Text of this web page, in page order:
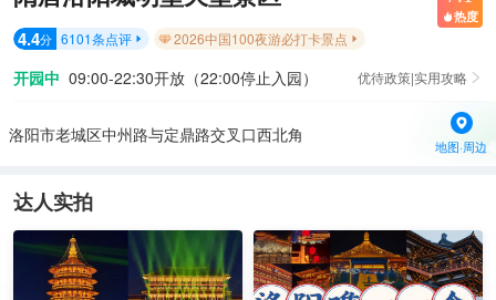
 热度
4.4分 6101条点评  2026中国100夜游必打卡景点 
开园中 09:00-22:30开放（22:00停止入园） 优待政策|实用攻略 
洛阳市老城区中州路与定鼎路交叉口西北角
地图·周边
达人实拍